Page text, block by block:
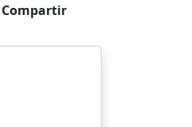
Compartir